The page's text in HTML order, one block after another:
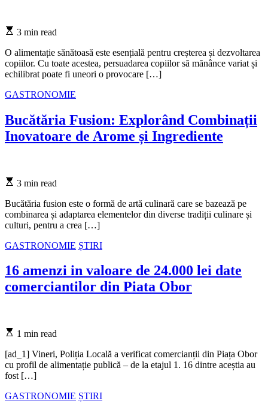
Estimated
time
3 min read
O alimentație sănătoasă este esențială pentru creșterea și dezvoltarea
copiilor. Cu toate acestea, persuadarea copiilor să mănânce variat și
echilibrat poate fi uneori o provocare […]
Categories
GASTRONOMIE
Bucătăria Fusion: Explorând Combinații
Inovatoare de Arome și Ingrediente
Estimated
time
3 min read
Bucătăria fusion este o formă de artă culinară care se bazează pe
combinarea și adaptarea elementelor din diverse tradiții culinare și
culturi, pentru a crea […]
Categories
GASTRONOMIE ȘTIRI
16 amenzi in valoare de 24.000 lei date
comerciantilor din Piata Obor
Estimated
time
1 min read
[ad_1] Vineri, Poliția Locală a verificat comercianții din Piața Obor
cu profil de alimentație publică – de la etajul 1. 16 dintre aceștia au
fost […]
Categories
GASTRONOMIE ȘTIRI